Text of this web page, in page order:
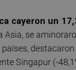
cayeron un
Asia, se
Singapur (-